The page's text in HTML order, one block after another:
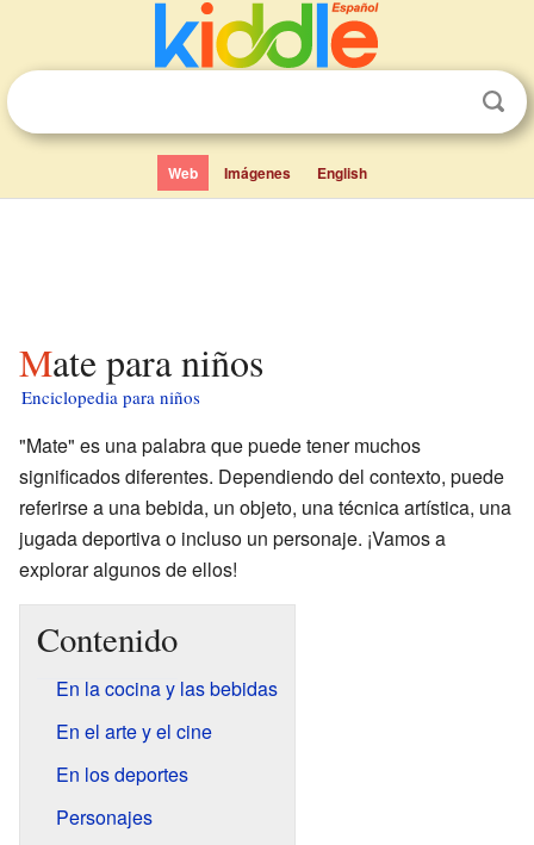
Web Imágenes English
Mate para niños
Enciclopedia para niños
"Mate" es una palabra que puede tener muchos
significados diferentes. Dependiendo del contexto, puede
referirse a una bebida, un objeto, una técnica artística, una
jugada deportiva o incluso un personaje. ¡Vamos a
explorar algunos de ellos!
Contenido
En la cocina y las bebidas
En el arte y el cine
En los deportes
Personajes